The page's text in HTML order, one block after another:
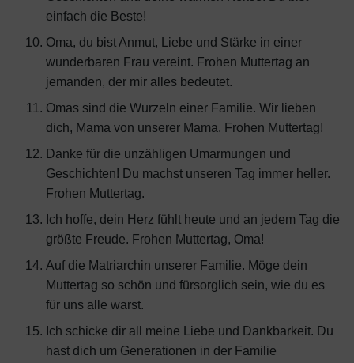
einfach die Beste!
Oma, du bist Anmut, Liebe und Stärke in einer
wunderbaren Frau vereint. Frohen Muttertag an
jemanden, der mir alles bedeutet.
Omas sind die Wurzeln einer Familie. Wir lieben
dich, Mama von unserer Mama. Frohen Muttertag!
Danke für die unzähligen Umarmungen und
Geschichten! Du machst unseren Tag immer heller.
Frohen Muttertag.
Ich hoffe, dein Herz fühlt heute und an jedem Tag die
größte Freude. Frohen Muttertag, Oma!
Auf die Matriarchin unserer Familie. Möge dein
Muttertag so schön und fürsorglich sein, wie du es
für uns alle warst.
Ich schicke dir all meine Liebe und Dankbarkeit. Du
hast dich um Generationen in der Familie